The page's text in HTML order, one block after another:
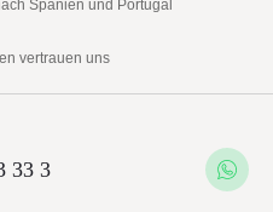
Spanien und Portugal
vertrauen uns
33 3